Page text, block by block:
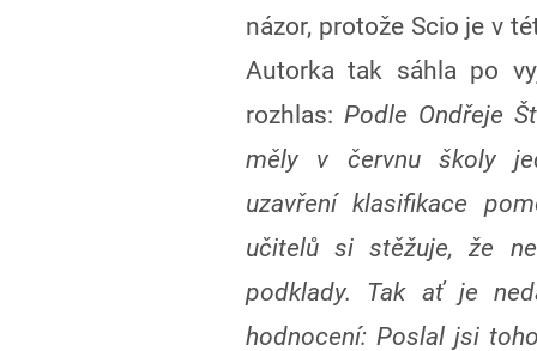
názor, protože Scio je v
Autorka tak sáhla po
rozhlas: Podle Ondřeje
měly v červnu školy
uzavření klasifikace
učitelů si stěžuje, že
podklady. Tak ať je
hodnocení: Poslal jsi